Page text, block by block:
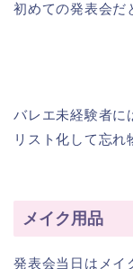
初めての発表会だ
バレエ未経験者に
リスト化して忘れ
メイク用品
発表会当日はメイ